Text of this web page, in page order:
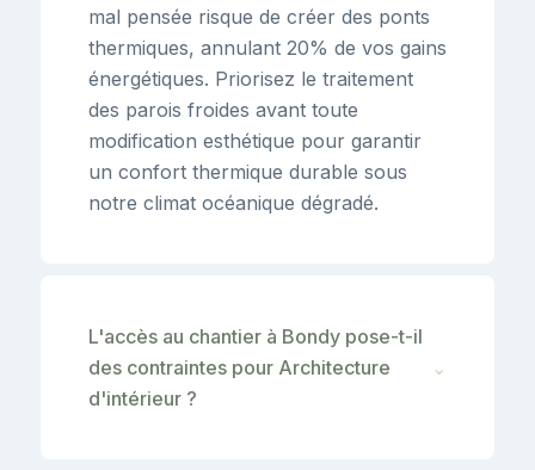
mal pensée risque de créer des ponts
thermiques, annulant 20% de vos gains
énergétiques. Priorisez le traitement
des parois froides avant toute
modification esthétique pour garantir
un confort thermique durable sous
notre climat océanique dégradé.
L'accès au chantier à Bondy pose-t-il
des contraintes pour Architecture
d'intérieur ?
⌄